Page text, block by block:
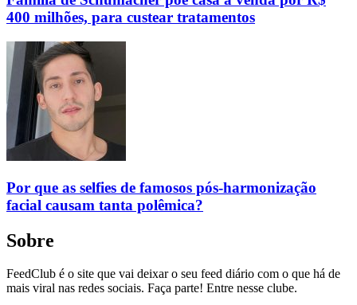
400 milhões, para custear tratamentos
Por que as selfies de famosos pós-harmonização
facial causam tanta polêmica?
Sobre
FeedClub é o site que vai deixar o seu feed diário com o que há de
mais viral nas redes sociais. Faça parte! Entre nesse clube.